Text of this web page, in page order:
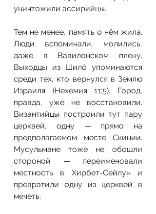
уничтожили ассирийцы.
Тем не менее, память о нём жила.
Люди вспоминали, молились,
даже в Вавилонском плену.
Выходцы из Шилó упоминаются
среди тех, кто вернулся в Землю
Израиля (Нехемия 11:5). Город,
правда, уже не восстановили.
Византийцы построили тут пару
церквей, одну — прямо на
предполагаемом месте Скинии.
Мусульмане тоже не обошли
стороной — переименовали
местность в Хирбет-Сейлун и
превратили одну из церквей в
мечеть.